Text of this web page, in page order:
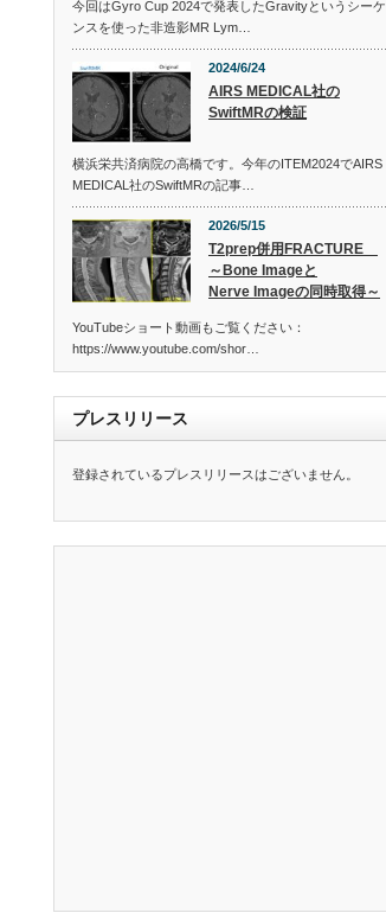
今回はGyro Cup 2024で発表したGravityというシーケ
ンスを使った非造影MR Lym…
2024/6/24
AIRS MEDICAL社の
SwiftMRの検証
横浜栄共済病院の高橋です。今年のITEM2024でAIRS
MEDICAL社のSwiftMRの記事…
2026/5/15
T2prep併用FRACTURE
～Bone Imageと
Nerve Imageの同時取得～
YouTubeショート動画もご覧ください：
https://www.youtube.com/shor…
プレスリリース
登録されているプレスリリースはございません。